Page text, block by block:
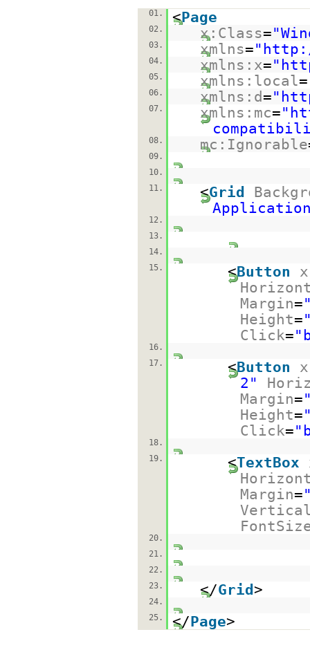
01. <Page
02. x:Class=
03. xmlns="
04. xmlns:x="
05. xmlns:local=
06. xmlns:d="
07. xmlns:mc="
08. mc:Ignorable
09.
10.
11.
<Grid
12.
13.
14.
15.
<Button
Margin=
Height=
Click=
16.
17.
<Button
2"
Margin=
Height=
Click=
18.
19.
<TextBox
Margin=
20.
21.
22.
23.
</Grid>
24.
25.
</Page>